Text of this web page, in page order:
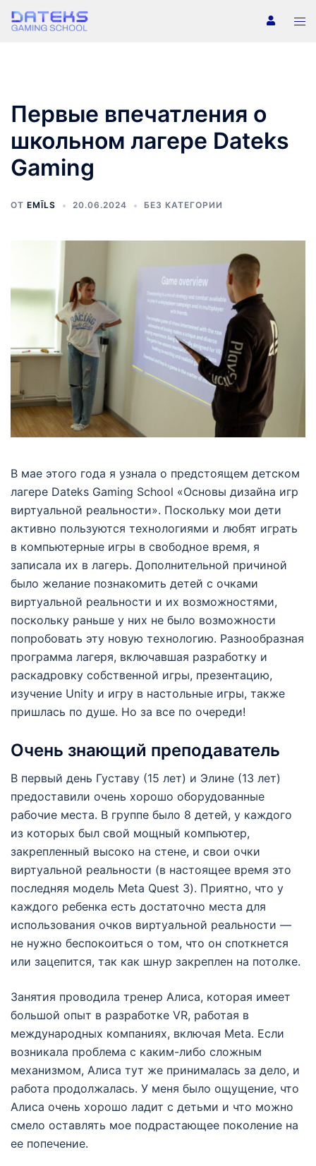
Перейти
Первые впечатления о
школьном лагере Dateks
Gaming
ОТ EMĪLS 20.06.2024 БЕЗ КАТЕГОРИИ
В мае этого года я узнала о предстоящем детском
лагере Dateks Gaming School «Основы дизайна игр
виртуальной реальности». Поскольку мои дети
активно пользуются технологиями и любят играть
в компьютерные игры в свободное время, я
записала их в лагерь. Дополнительной причиной
было желание познакомить детей с очками
виртуальной реальности и их возможностями,
поскольку раньше у них не было возможности
попробовать эту новую технологию. Разнообразная
программа лагеря, включавшая разработку и
раскадровку собственной игры, презентацию,
изучение Unity и игру в настольные игры, также
пришлась по душе. Но за все по очереди!
Очень знающий преподаватель
В первый день Густаву (15 лет) и Элине (13 лет)
предоставили очень хорошо оборудованные
рабочие места. В группе было 8 детей, у каждого
из которых был свой мощный компьютер,
закрепленный высоко на стене, и свои очки
виртуальной реальности (в настоящее время это
последняя модель Meta Quest 3). Приятно, что у
каждого ребенка есть достаточно места для
использования очков виртуальной реальности —
не нужно беспокоиться о том, что он споткнется
или зацепится, так как шнур закреплен на потолке.
Занятия проводила тренер Алиса, которая имеет
большой опыт в разработке VR, работая в
международных компаниях, включая Meta. Если
возникала проблема с каким-либо сложным
механизмом, Алиса тут же принималась за дело, и
работа продолжалась. У меня было ощущение, что
Алиса очень хорошо ладит с детьми и что можно
смело оставлять мое подрастающее поколение на
ее попечение.